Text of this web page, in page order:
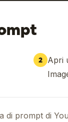
2 Apri
prompt di